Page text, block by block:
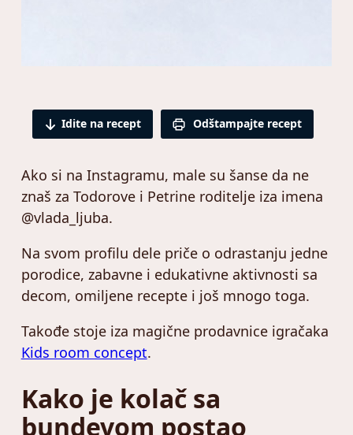
Idite na recept Odštampajte recept
Ako si na Instagramu, male su šanse da ne
znaš za Todorove i Petrine roditelje iza imena
@vlada_ljuba.
Na svom profilu dele priče o odrastanju jedne
porodice, zabavne i edukativne aktivnosti sa
decom, omiljene recepte i još mnogo toga.
Takođe stoje iza magične prodavnice igračaka
Kids room concept.
Kako je kolač sa
bundevom postao